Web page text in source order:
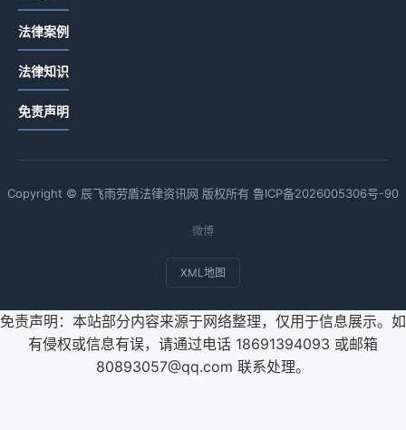
法律案例
法律知识
免责声明
Copyright © 辰飞雨劳盾法律资讯网 版权所有 鲁ICP备2026005306号-90
微博
XML地图
免责声明：本站部分内容来源于网络整理，仅用于信息展示。如
有侵权或信息有误，请通过电话 18691394093 或邮箱
80893057@qq.com 联系处理。